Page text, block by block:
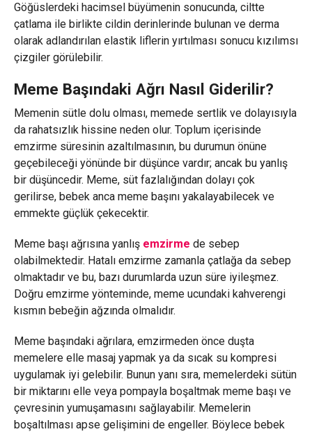
Göğüslerdeki hacimsel büyümenin sonucunda, ciltte
çatlama ile birlikte cildin derinlerinde bulunan ve derma
olarak adlandırılan elastik liflerin yırtılması sonucu kızılımsı
çizgiler görülebilir.
Meme Başındaki Ağrı Nasıl Giderilir?
Memenin sütle dolu olması, memede sertlik ve dolayısıyla
da rahatsızlık hissine neden olur. Toplum içerisinde
emzirme süresinin azaltılmasının, bu durumun önüne
geçebileceği yönünde bir düşünce vardır; ancak bu yanlış
bir düşüncedir. Meme, süt fazlalığından dolayı çok
gerilirse, bebek anca meme başını yakalayabilecek ve
emmekte güçlük çekecektir.
Meme başı ağrısına yanlış emzirme de sebep
olabilmektedir. Hatalı emzirme zamanla çatlağa da sebep
olmaktadır ve bu, bazı durumlarda uzun süre iyileşmez.
Doğru emzirme yönteminde, meme ucundaki kahverengi
kısmın bebeğin ağzında olmalıdır.
Meme başındaki ağrılara, emzirmeden önce duşta
memelere elle masaj yapmak ya da sıcak su kompresi
uygulamak iyi gelebilir. Bunun yanı sıra, memelerdeki sütün
bir miktarını elle veya pompayla boşaltmak meme başı ve
çevresinin yumuşamasını sağlayabilir. Memelerin
boşaltılması apse gelişimini de engeller. Böylece bebek